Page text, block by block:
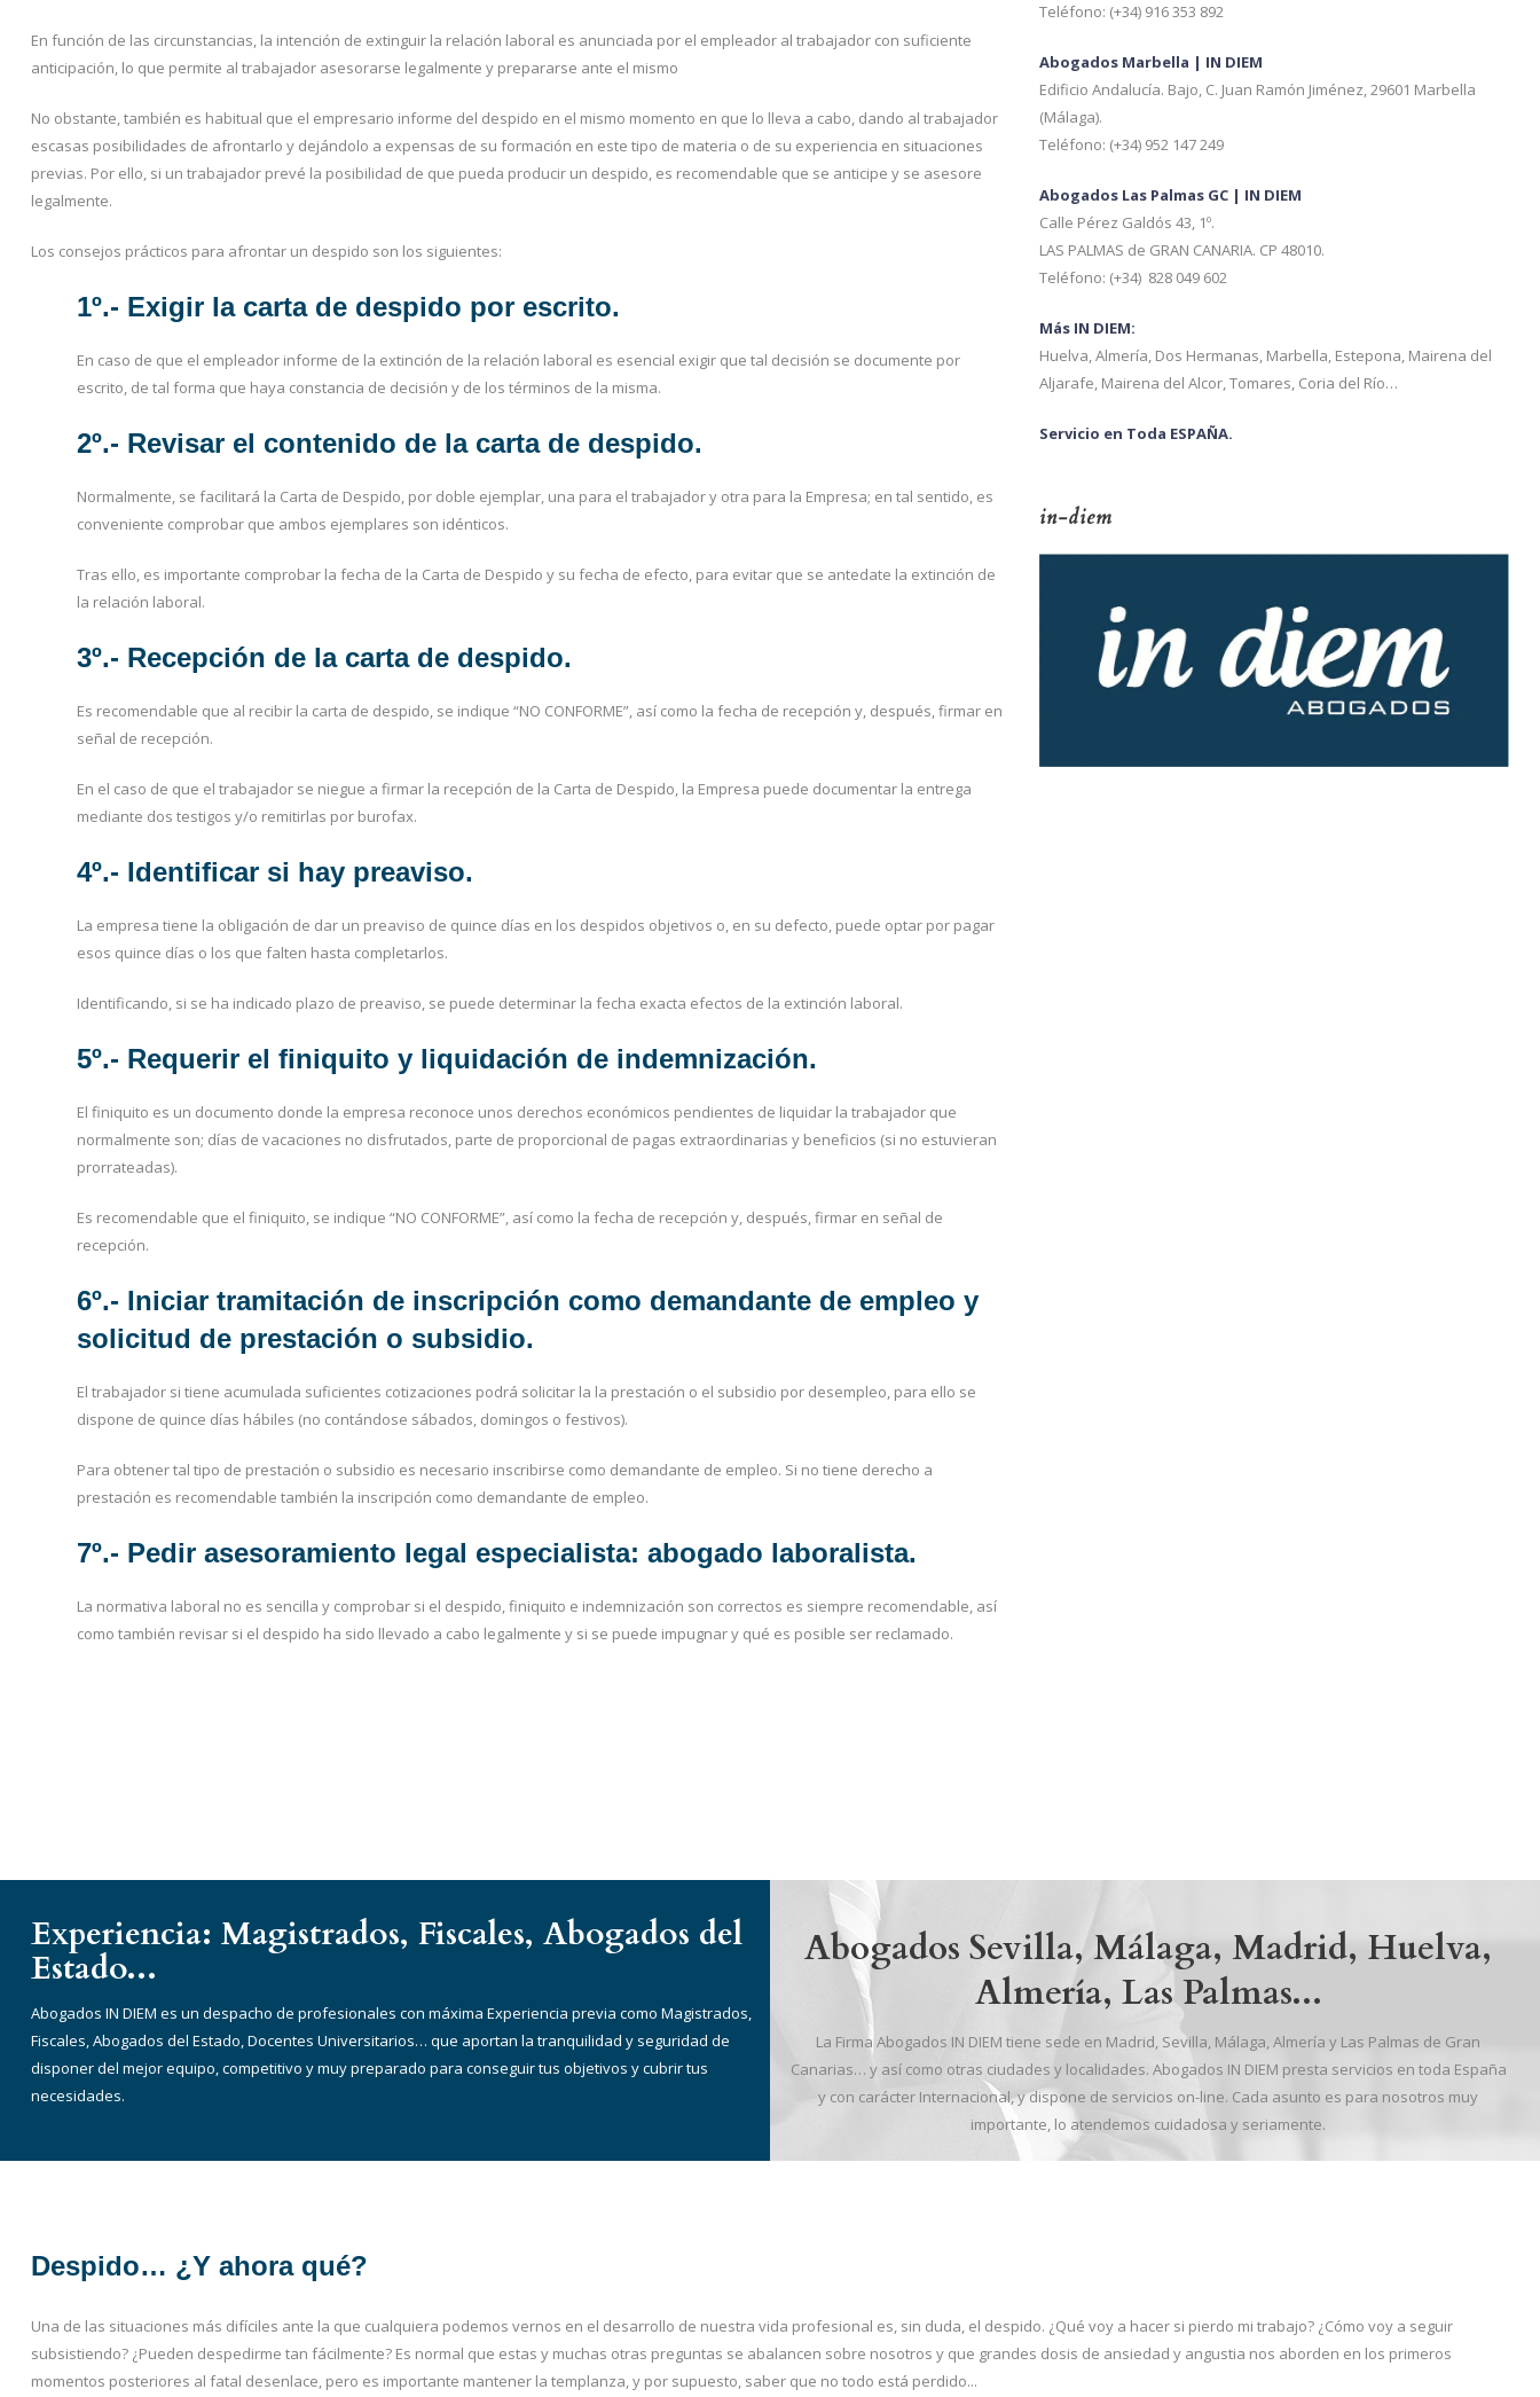
En función de las circunstancias, la intención de extinguir la relación laboral es anunciada por el empleador al trabajador con suficiente
anticipación, lo que permite al trabajador asesorarse legalmente y prepararse ante el mismo
No obstante, también es habitual que el empresario informe del despido en el mismo momento en que lo lleva a cabo, dando al trabajador
escasas posibilidades de afrontarlo y dejándolo a expensas de su formación en este tipo de materia o de su experiencia en situaciones
previas. Por ello, si un trabajador prevé la posibilidad de que pueda producir un despido, es recomendable que se anticipe y se asesore
legalmente.
Los consejos prácticos para afrontar un despido son los siguientes:
1º.- Exigir la carta de despido por escrito.
En caso de que el empleador informe de la extinción de la relación laboral es esencial exigir que tal decisión se documente por
escrito, de tal forma que haya constancia de decisión y de los términos de la misma.
2º.- Revisar el contenido de la carta de despido.
Normalmente, se facilitará la Carta de Despido, por doble ejemplar, una para el trabajador y otra para la Empresa; en tal sentido, es
conveniente comprobar que ambos ejemplares son idénticos.
Tras ello, es importante comprobar la fecha de la Carta de Despido y su fecha de efecto, para evitar que se antedate la extinción de
la relación laboral.
3º.- Recepción de la carta de despido.
Es recomendable que al recibir la carta de despido, se indique “NO CONFORME”, así como la fecha de recepción y, después, firmar en
señal de recepción.
En el caso de que el trabajador se niegue a firmar la recepción de la Carta de Despido, la Empresa puede documentar la entrega
mediante dos testigos y/o remitirlas por burofax.
4º.- Identificar si hay preaviso.
La empresa tiene la obligación de dar un preaviso de quince días en los despidos objetivos o, en su defecto, puede optar por pagar
esos quince días o los que falten hasta completarlos.
Identificando, si se ha indicado plazo de preaviso, se puede determinar la fecha exacta efectos de la extinción laboral.
5º.- Requerir el finiquito y liquidación de indemnización.
El finiquito es un documento donde la empresa reconoce unos derechos económicos pendientes de liquidar la trabajador que
normalmente son; días de vacaciones no disfrutados, parte de proporcional de pagas extraordinarias y beneficios (si no estuvieran
prorrateadas).
Es recomendable que el finiquito, se indique “NO CONFORME”, así como la fecha de recepción y, después, firmar en señal de
recepción.
6º.- Iniciar tramitación de inscripción como demandante de empleo y
solicitud de prestación o subsidio.
El trabajador si tiene acumulada suficientes cotizaciones podrá solicitar la la prestación o el subsidio por desempleo, para ello se
dispone de quince días hábiles (no contándose sábados, domingos o festivos).
Para obtener tal tipo de prestación o subsidio es necesario inscribirse como demandante de empleo. Si no tiene derecho a
prestación es recomendable también la inscripción como demandante de empleo.
7º.- Pedir asesoramiento legal especialista: abogado laboralista.
La normativa laboral no es sencilla y comprobar si el despido, finiquito e indemnización son correctos es siempre recomendable, así
como también revisar si el despido ha sido llevado a cabo legalmente y si se puede impugnar y qué es posible ser reclamado.
Teléfono: (+34) 916 353 892
Abogados Marbella | IN DIEM
Edificio Andalucía. Bajo, C. Juan Ramón Jiménez, 29601 Marbella
(Málaga).
Teléfono: (+34) 952 147 249
Abogados Las Palmas GC | IN DIEM
Calle Pérez Galdós 43, 1º.
LAS PALMAS de GRAN CANARIA. CP 48010.
Teléfono: (+34) 828 049 602
Más IN DIEM:
Huelva, Almería, Dos Hermanas, Marbella, Estepona, Mairena del
Aljarafe, Mairena del Alcor, Tomares, Coria del Río…
Servicio en Toda ESPAÑA.
in-diem
Experiencia: Magistrados, Fiscales, Abogados del
Estado...
Abogados IN DIEM es un despacho de profesionales con máxima Experiencia previa como Magistrados,
Fiscales, Abogados del Estado, Docentes Universitarios… que aportan la tranquilidad y seguridad de
disponer del mejor equipo, competitivo y muy preparado para conseguir tus objetivos y cubrir tus
necesidades.
Abogados Sevilla, Málaga, Madrid, Huelva,
Almería, Las Palmas...
La Firma Abogados IN DIEM tiene sede en Madrid, Sevilla, Málaga, Almería y Las Palmas de Gran
Canarias… y así como otras ciudades y localidades. Abogados IN DIEM presta servicios en toda España
y con carácter Internacional, y dispone de servicios on-line. Cada asunto es para nosotros muy
importante, lo atendemos cuidadosa y seriamente.
Despido… ¿Y ahora qué?
Una de las situaciones más difíciles ante la que cualquiera podemos vernos en el desarrollo de nuestra vida profesional es, sin duda, el despido. ¿Qué voy a hacer si pierdo mi trabajo? ¿Cómo voy a seguir
subsistiendo? ¿Pueden despedirme tan fácilmente? Es normal que estas y muchas otras preguntas se abalancen sobre nosotros y que grandes dosis de ansiedad y angustia nos aborden en los primeros
momentos posteriores al fatal desenlace, pero es importante mantener la templanza, y por supuesto, saber que no todo está perdido...